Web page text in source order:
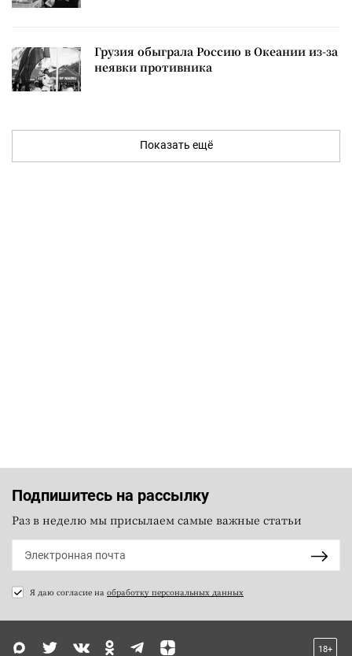
Грузия обыграла Россию в Океании из-за
неявки противника
Показать ещё
Подпишитесь на рассылку
Раз в неделю мы присылаем самые важные статьи
Я даю согласие на обработку персональных данных
18+